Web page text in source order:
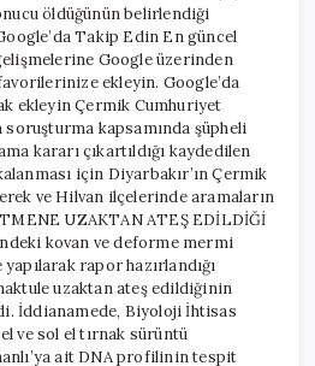
öldüğünün belirlendiği
Takip Edin En güncel
Google üzerinden
ekleyin. Google’da
ekleyin Çermik Cumhuriyet
soruşturma kapsamında şüpheli
kararı çıkartıldığı kaydedilen
için Diyarbakır’ın Çermik
ve Hilvan ilçelerinde aramaların
UZAKTAN ATEŞ EDİLDİĞİ
kovan ve deforme mermi
rapor hazırlandığı
uzaktan ateş edildiğinin
İddianamede, Biyoloji İhtisas
ve sol el tırnak sürüntü
ait DNA profilinin tespit